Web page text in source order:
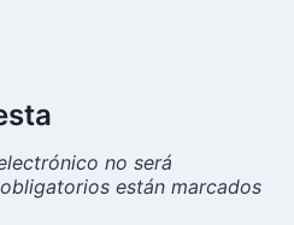
no será
están marcados